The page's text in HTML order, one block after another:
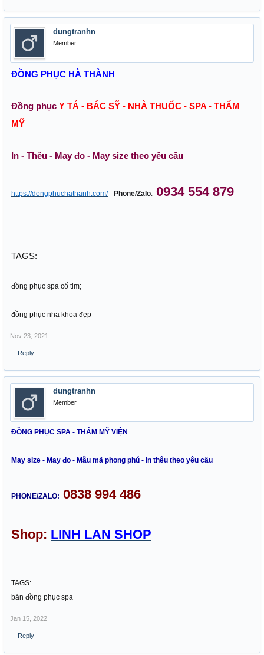
dungtranhn
Member
ĐỒNG PHỤC HÀ THÀNH
Đồng phục Y TÁ - BÁC SỸ - NHÀ THUỐC - SPA - THẨM
MỸ
In - Thêu - May đo - May size theo yêu cầu
https://dongphuchathanh.com/- Phone/Zalo: 0934 554 879
TAGS:
đồng phục spa cổ tim;
đồng phục nha khoa đẹp
Nov 23, 2021
Reply
dungtranhn
Member
ĐỒNG PHỤC SPA - THẨM MỸ VIỆN
May size - May đo - Mẫu mã phong phú - In thêu theo yêu cầu
PHONE/ZALO: 0838 994 486
Shop: LINH LAN SHOP
TAGS:
bán đồng phục spa
Jan 15, 2022
Reply